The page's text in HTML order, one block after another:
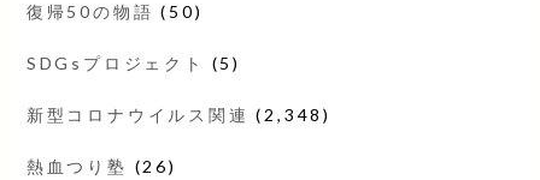
復帰50の物語 (50)
SDGsプロジェクト (5)
新型コロナウイルス関連 (2,348)
熱血つり塾 (26)